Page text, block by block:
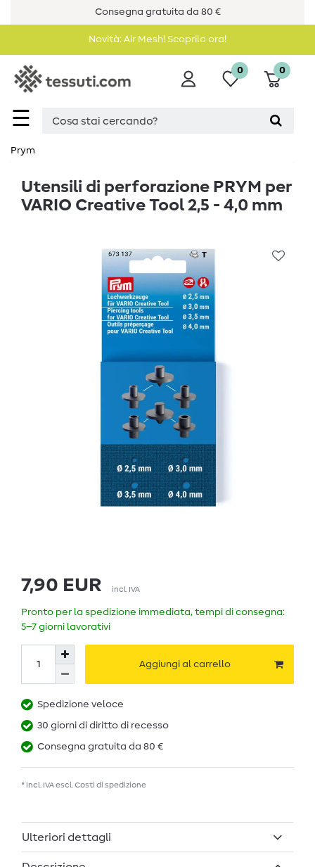
Consegna gratuita da 80 €
Novità: Air Mesh! Scoprilo ora!
☰
0 0
Prym
Utensili di perforazione PRYM per
VARIO Creative Tool 2,5 - 4,0 mm
7,90 EUR incl. IVA
Pronto per la spedizione immediata, tempi di consegna:
5–7 giorni lavorativi
Aggiungi al carrello
Spedizione veloce
30 giorni di diritto di recesso
Consegna gratuita da 80 €
* incl. IVA escl.Costi di spedizione
Ulteriori dettagli